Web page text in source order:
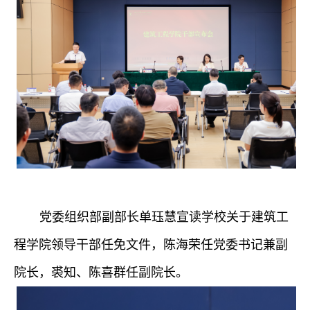
党委组织部副部长单珏慧宣读学校关于建筑工
程学院领导干部任免文件，
陈海荣任党委书记兼副
院长， 裘知 、 陈喜群任副院长。